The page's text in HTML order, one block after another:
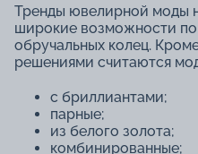
Тренды ювелирной моды
широкие возможности
обручальных колец.
решениями считаются
с бриллиантами;
парные;
из белого золота;
комбинированные;